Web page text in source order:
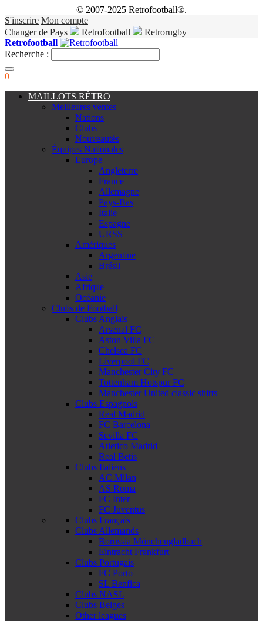
© 2007-2025 Retrofootball®.
S'inscrire Mon compte
Changer de Pays
Retrofootball
Retrorugby
Retrofootball
Recherche :
0
MAILLOTS RÉTRO
Meilleures ventes
Nations
Clubs
Nouveautés
Équipes Nationales
Europe
Angleterre
France
Allemagne
Pays-Bas
Italie
Espagne
URSS
Amériques
Argentine
Brésil
Asie
Afrique
Océanie
Clubs de Football
Clubs Anglais
Arsenal FC
Aston Villa FC
Chelsea FC
Liverpool FC
Manchester City FC
Tottenham Hotspur FC
Manchester United classic shirts
Clubs Espagnols
Real Madrid
FC Barcelona
Sevilla FC
Atletico Madrid
Real Betis
Clubs Italiens
AC Milan
AS Roma
FC Inter
FC Juventus
Clubs Français
Clubs Allemands
Borussia Mönchengladbach
Eintracht Frankfurt
Clubs Portugais
FC Porto
SL Benfica
Clubs NASL
Clubs Belges
Other leagues